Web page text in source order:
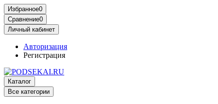
Избранное0
Сравнение0
Личный кабинет
Авторизация
Регистрация
Каталог
Все категории